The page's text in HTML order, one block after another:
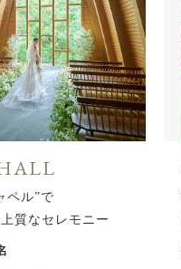
ペル”で
質なセレモニー